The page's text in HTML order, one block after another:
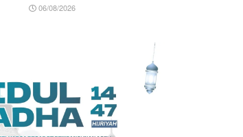
06/08/2026